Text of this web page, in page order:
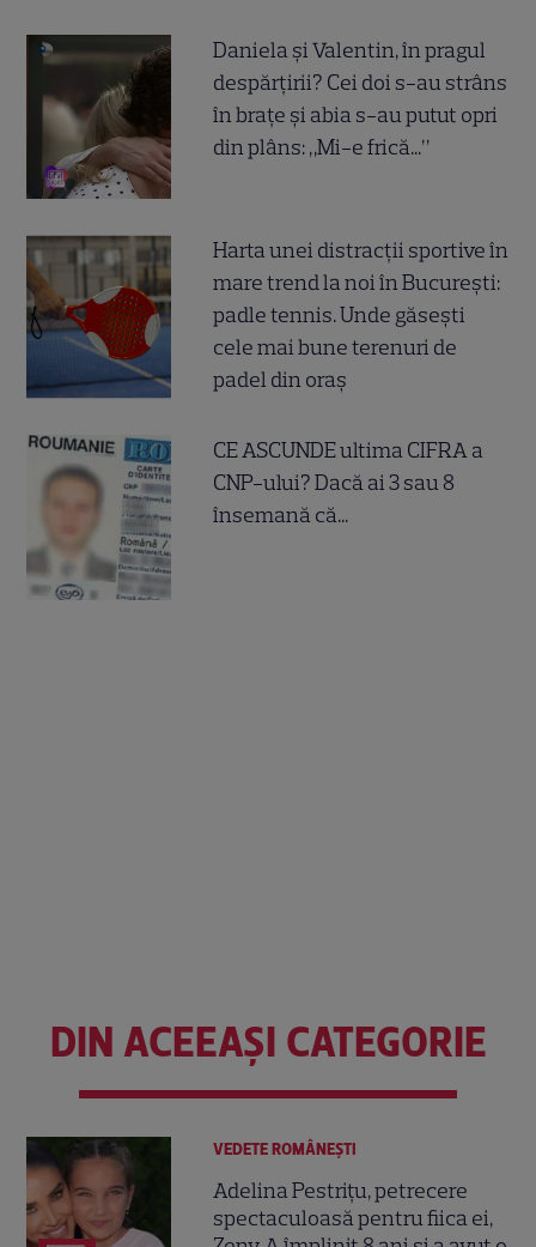
Daniela și Valentin, în pragul
despărțirii? Cei doi s-au strâns
în brațe și abia s-au putut opri
din plâns: „Mi-e frică...”
Harta unei distracții sportive în
mare trend la noi în București:
padle tennis. Unde găsești
cele mai bune terenuri de
padel din oraș
CE ASCUNDE ultima CIFRA a
CNP-ului? Dacă ai 3 sau 8
însemană că...
DIN ACEEAȘI CATEGORIE
VEDETE ROMÂNEŞTI
Adelina Pestrițu, petrecere
spectaculoasă pentru fiica ei,